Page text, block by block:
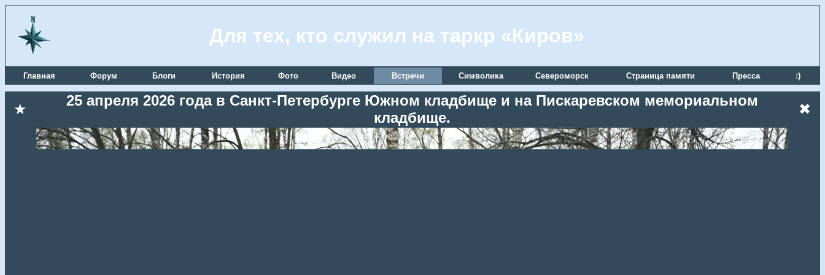
Для тех, кто служил на таркр «Киров»
Главная Форум Блоги История Фото Видео Встречи Символика Североморск Страница памяти Пресса :)
★
25 апреля 2026 года в Санкт-Петербурге Южном кладбище и на Пискаревском мемориальном
кладбище.
✖